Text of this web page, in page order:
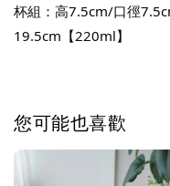
杯組：高7.5cm/口徑
19.5cm【220ml】
您可能也喜歡